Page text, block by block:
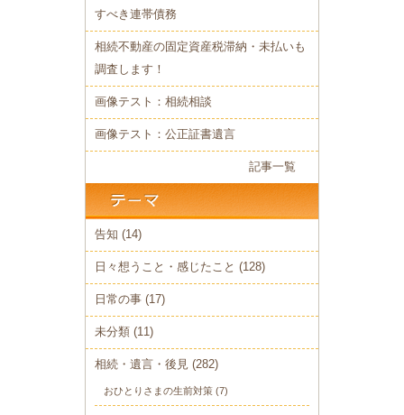
すべき連帯債務
相続不動産の固定資産税滞納・未払いも
調査します！
画像テスト：相続相談
画像テスト：公正証書遺言
記事一覧
告知 (14)
日々想うこと・感じたこと (128)
日常の事 (17)
未分類 (11)
相続・遺言・後見 (282)
おひとりさまの生前対策 (7)